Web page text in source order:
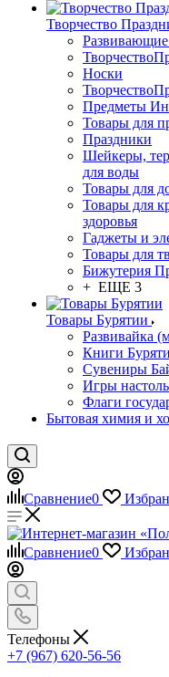
Творчество
Носки
Предметы
Товары для
Праздники
Шейкеры,
для воды
Товары для
Товары для
здоровья
Гаджеты и
Товары для
Бижутерия
+ ЕЩЕ 3
Товары Бурятии
Развивайка
Книги
Сувениры
Игры
Флаги
Бытовая химия и
Сравнение0
Сравнение0
Телефоны
+7 (967) 620-56-56